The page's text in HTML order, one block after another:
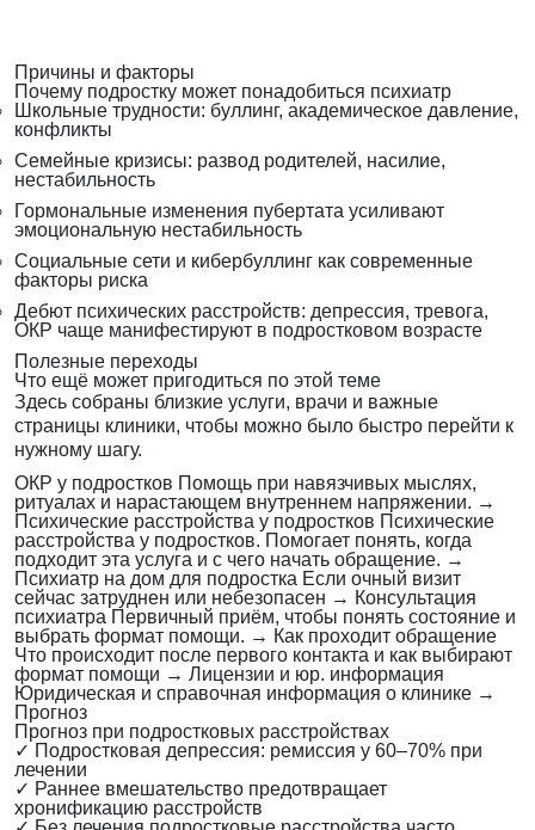
Причины и факторы
Почему подростку может понадобиться психиатр
Школьные трудности: буллинг, академическое давление,
конфликты
Семейные кризисы: развод родителей, насилие,
нестабильность
Гормональные изменения пубертата усиливают
эмоциональную нестабильность
Социальные сети и кибербуллинг как современные
факторы риска
Дебют психических расстройств: депрессия, тревога,
ОКР чаще манифестируют в подростковом возрасте
Полезные переходы
Что ещё может пригодиться по этой теме
Здесь собраны близкие услуги, врачи и важные
страницы клиники, чтобы можно было быстро перейти к
нужному шагу.
ОКР у подростков Помощь при навязчивых мыслях,
ритуалах и нарастающем внутреннем напряжении. →
Психические расстройства у подростков Психические
расстройства у подростков. Помогает понять, когда
подходит эта услуга и с чего начать обращение. →
Психиатр на дом для подростка Если очный визит
сейчас затруднен или небезопасен → Консультация
психиатра Первичный приём, чтобы понять состояние и
выбрать формат помощи. → Как проходит обращение
Что происходит после первого контакта и как выбирают
формат помощи → Лицензии и юр. информация
Юридическая и справочная информация о клинике →
Прогноз
Прогноз при подростковых расстройствах
✓ Подростковая депрессия: ремиссия у 60–70% при
лечении
✓ Раннее вмешательство предотвращает
хронификацию расстройств